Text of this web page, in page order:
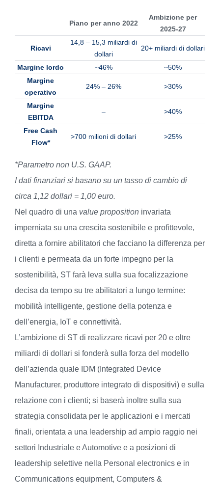
Piano per anno 2022
Ambizione per
2025-27
Ricavi
14,8 – 15,3 miliardi di
dollari
20+ miliardi di dollari
Margine lordo ~46%
~50%
Margine
operativo
24% – 26% >30%
Margine
EBITDA
– >40%
Free Cash
Flow*
>700 milioni di dollari >25%
*Parametro non U.S. GAAP.
I dati finanziari si basano su un tasso di cambio di
circa 1,12 dollari = 1,00 euro.
Nel quadro di una value proposition invariata
imperniata su una crescita sostenibile e profittevole,
diretta a fornire abilitatori che facciano la differenza per
i clienti e permeata da un forte impegno per la
sostenibilità, ST farà leva sulla sua focalizzazione
decisa da tempo su tre abilitatori a lungo termine:
mobilità intelligente, gestione della potenza e
dell’energia, IoT e connettività.
L’ambizione di ST di realizzare ricavi per 20 e oltre
miliardi di dollari si fonderà sulla forza del modello
dell’azienda quale IDM (Integrated Device
Manufacturer, produttore integrato di dispositivi) e sulla
relazione con i clienti; si baserà inoltre sulla sua
strategia consolidata per le applicazioni e i mercati
finali, orientata a una leadership ad ampio raggio nei
settori Industriale e Automotive e a posizioni di
leadership selettive nella Personal electronics e in
Communications equipment, Computers &